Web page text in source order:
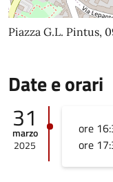
Piazza G.L. Pintus,
Date e orari
31
marzo
2025
ore
ore